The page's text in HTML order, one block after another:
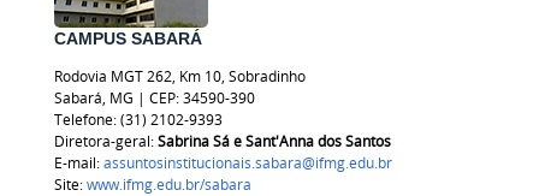
CAMPUS SABARÁ
Rodovia MGT 262, Km 10, Sobradinho
Sabará, MG | CEP: 34590-390
Telefone: (31) 2102-9393
Diretora-geral:Sabrina Sá e Sant'Anna dos Santos
E-mail:assuntosinstitucionais.sabara@ifmg.edu.br
Site:www.ifmg.edu.br/sabara